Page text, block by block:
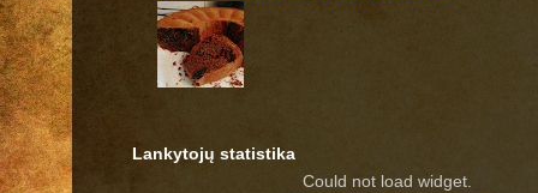
Lankytojų statistika
Could not load widget.